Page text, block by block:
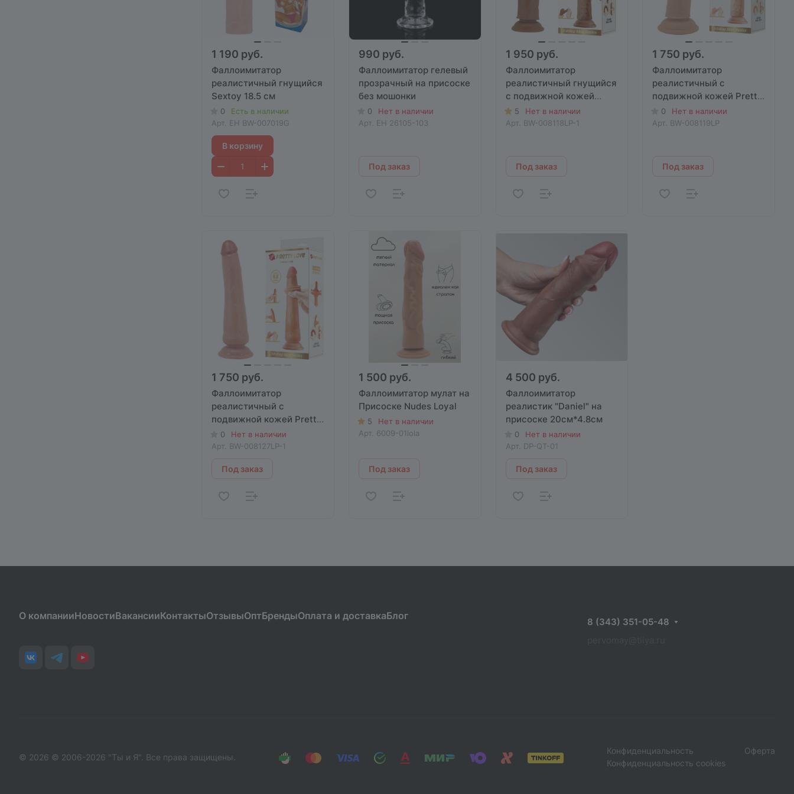
1 190 руб.
Фаллоимитатор
реалистичный гнущийся
Sextoy 18.5 см
0
Есть в наличии
Арт. ЕН BW-007019G
В корзину
990 руб.
Фаллоимитатор гелевый
прозрачный на присоске
без мошонки
0
Нет в наличии
Арт. EH 26105-103
Под заказ
1 950 руб.
Фаллоимитатор
реалистичный гнущийся
с подвижной кожей
Pretty Love Sharife без
мошонки 23/25.4cм
5
Нет в наличии
Арт. BW-008118LP-1
Под заказ
1 750 руб.
Фаллоимитатор
реалистичный с
подвижной кожей Pretty
Love Keon без мошонки
18,5/21.4м
0
Нет в наличии
Арт. BW-008119LP
Под заказ
1 750 руб.
Фаллоимитатор
реалистичный с
подвижной кожей Pretty
Love Tiemeyer без
мошонки
0
Нет в наличии
Арт. BW-008127LP-1
Под заказ
1 500 руб.
Фаллоимитатор мулат на
Присоске Nudes Loyal
5
Нет в наличии
Арт. 6009-01lola
Под заказ
4 500 руб.
Фаллоимитатор
реалистик "Daniel" на
присоске 20см*4.8см
0
Нет в наличии
Арт. DP-QT-01
Под заказ
О компанииНовостиВакансииКонтактыОтзывыОптБрендыОплата и доставкаБлог
8 (343) 351-05-48
© 2026 © 2006-2026 "Ты и Я". Все права защищены.
Конфиденциальность
Конфиденциальность cookies
Оферта